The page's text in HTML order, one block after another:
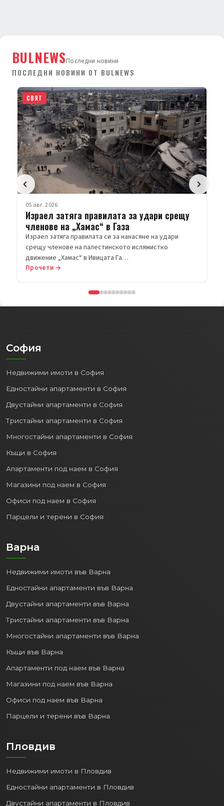
BULNEWSПоследни новини
ПОСЛЕДНИ НОВИНИ ОТ BULNEWS
СВЯТ
05 авг. 2026
Израел затяга правилата за удари срещу
членове на „Хамас“ в Газа
Израел затяга правилата си за нанасяне на удари
срещу членове на палестинското ислямистко
движение „Хамас“ в Ивицата Га…
Прочети →
София
Недвижими имоти в София
Едностайни апартаменти в София
Двустайни апартаменти в София
Тристайни апартаменти в София
Многостайни апартаменти в София
Къщи в София
Апартаменти под наем в София
Магазини под наем в София
Офиси под наем в София
Парцели и терени в София
Варна
Недвижими имоти във Варна
Едностайни апартаменти във Варна
Двустайни апартаменти във Варна
Тристайни апартаменти във Варна
Многостайни апартаменти във Варна
Къщи във Варна
Апартаменти под наем във Варна
Магазини под наем във Варна
Офиси под наем във Варна
Парцели и терени във Варна
Пловдив
Недвижими имоти в Пловдив
Едностайни апартаменти в Пловдив
Двустайни апартаменти в Пловдив